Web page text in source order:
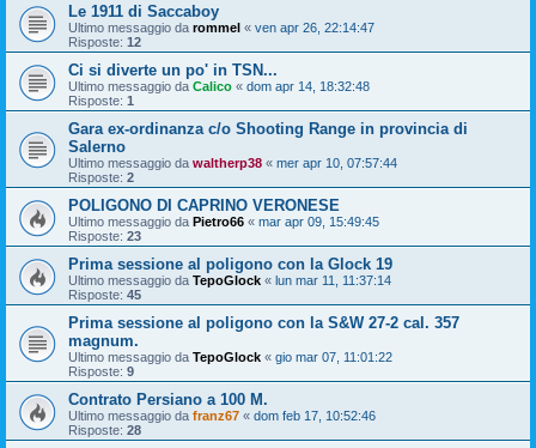
Le 1911 di Saccaboy
Ultimo messaggio da rommel « ven apr 26, 22:14:47
Risposte: 12
Ci si diverte un po' in TSN...
Ultimo messaggio da Calico « dom apr 14, 18:32:48
Risposte: 1
Gara ex-ordinanza c/o Shooting Range in provincia di
Salerno
Ultimo messaggio da waltherp38 « mer apr 10, 07:57:44
Risposte: 2
POLIGONO DI CAPRINO VERONESE
Ultimo messaggio da Pietro66 « mar apr 09, 15:49:45
Risposte: 23
Prima sessione al poligono con la Glock 19
Ultimo messaggio da TepoGlock « lun mar 11, 11:37:14
Risposte: 45
Prima sessione al poligono con la S&W 27-2 cal. 357
magnum.
Ultimo messaggio da TepoGlock « gio mar 07, 11:01:22
Risposte: 9
Contrato Persiano a 100 M.
Ultimo messaggio da franz67 « dom feb 17, 10:52:46
Risposte: 28